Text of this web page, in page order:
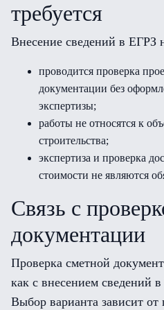
требуется
Внесение сведений в ЕГРЗ
проводится проверка
документации без
экспертизы;
работы не относятся к
строительства;
экспертиза и проверка
стоимости не являются
Связь с
документации
Проверка сметной
как с внесением сведений
Выбор варианта зависит от